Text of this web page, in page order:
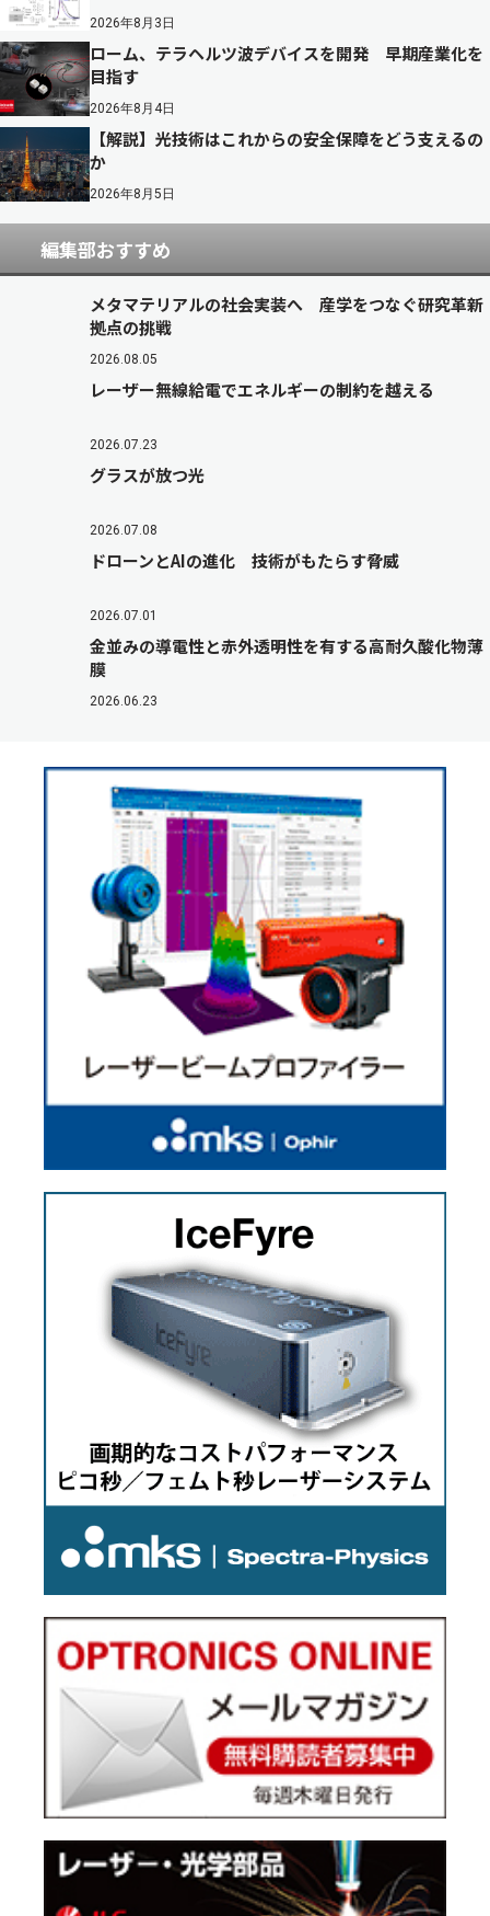
2026年8月3日
ローム、テラヘルツ波デバイスを開発 早期産業化を
目指す
2026年8月4日
【解説】光技術はこれからの安全保障をどう支えるの
か
2026年8月5日
編集部おすすめ
メタマテリアルの社会実装へ 産学をつなぐ研究革新
拠点の挑戦
2026.08.05
レーザー無線給電でエネルギーの制約を越える
2026.07.23
グラスが放つ光
2026.07.08
ドローンとAIの進化 技術がもたらす脅威
2026.07.01
金並みの導電性と赤外透明性を有する高耐久酸化物薄
膜
2026.06.23